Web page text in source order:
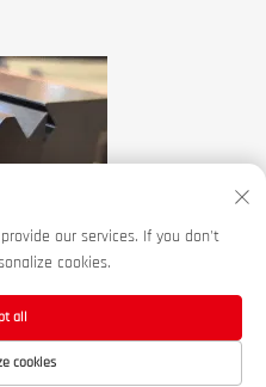
सर्वाधिकार सुरक्षित। —गोपनीयता
our services. If you don't
cookies.
cookies
all